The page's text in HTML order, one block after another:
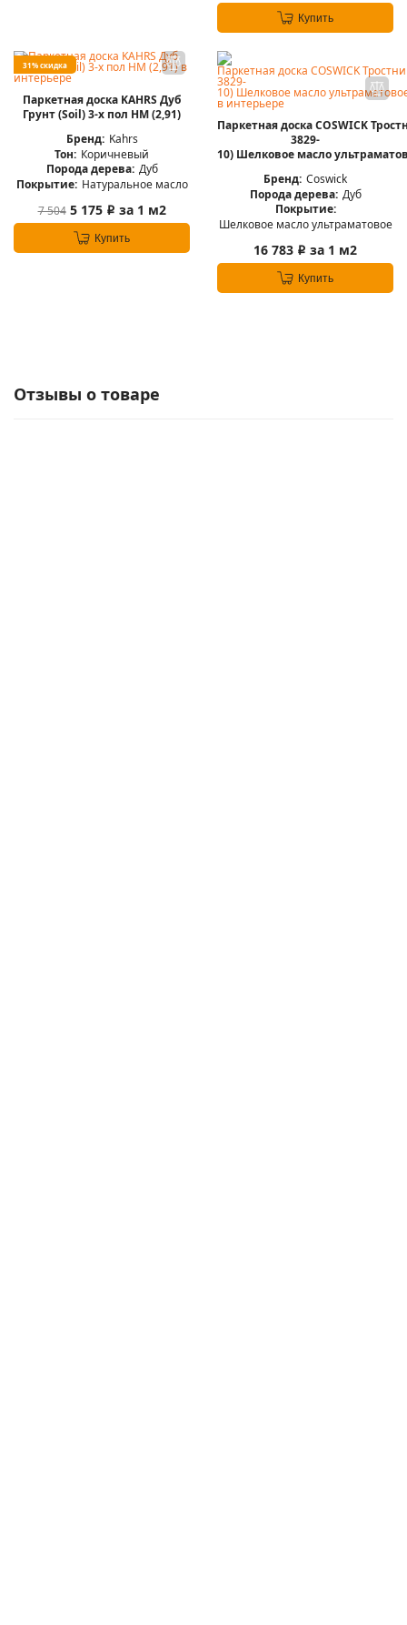
Купить
31% скидка
Паркетная доска KAHRS Дуб
Грунт (Soil) 3-х пол НМ (2,91)
Бренд: Kahrs
Тон: Коричневый
Порода дерева: Дуб
Покрытие: Натуральное масло
7 504 5 175 i за 1 м2
Купить
Паркетная доска COSWICK
3829-
10) Шелковое масло
Бренд: Coswick
Порода дерева: Дуб
Покрытие:
Шелковое масло ультраматовое
16 783 i за 1 м2
Купить
Отзывы о товаре